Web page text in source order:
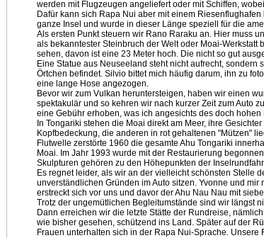
werden mit Flugzeugen angeliefert oder mit Schiffen,
Dafür kann sich Rapa Nui aber mit einem
ganze Insel und wurde in dieser Länge speziell für die
Als ersten Punkt steuern wir Rano Raraku an. Hier muss
als bekanntester Steinbruch der Welt oder Moai-
sehen, davon ist eine 23 Meter hoch. Die nicht so gut
Eine Statue aus Neuseeland steht nicht aufrecht,
Örtchen befindet. Silvio bittet mich häufig darum, ihn zu
eine lange Hose angezogen.
Bevor wir zum Vulkan heruntersteigen, haben wir einen
spektakulär und so kehren wir nach kurzer Zeit zum Auto
eine Gebühr erhoben, was ich angesichts des doch
In Tongariki stehen die Moai direkt am Meer, ihre
Kopfbedeckung, die anderen in rot gehaltenen "Mützen"
Flutwelle zerstörte 1960 die gesamte Ahu Tongariki
Moai. Im Jahr 1993 wurde mit der Restaurierung
Skulpturen gehören zu den Höhepunkten der
Es regnet leider, als wir an der vielleicht schönsten Stelle
unverständlichen Gründen im Auto sitzen. Yvonne und
erstreckt sich vor uns und davor der Ahu Nau Nau mit
Trotz der ungemütlichen Begleitumstände sind wir längst
Dann erreichen wir die letzte Stätte der Rundreise,
wie bisher gesehen, schützend ins Land. Später auf der
Frauen unterhalten sich in der Rapa Nui-Sprache.